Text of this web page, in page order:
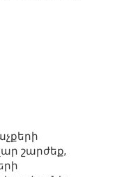
շարժեք,